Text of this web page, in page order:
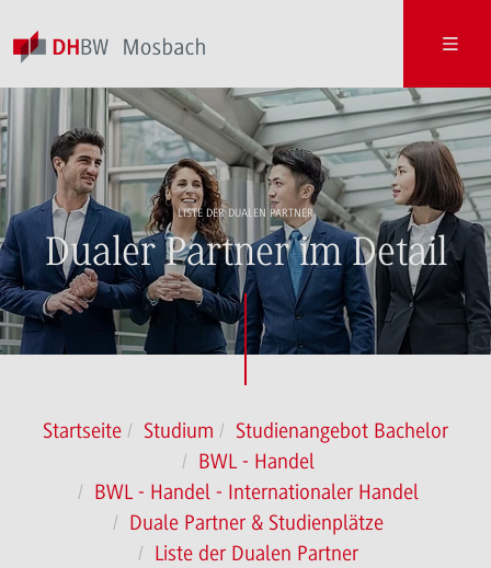
LISTE DER DUALEN PARTNER
Dualer Partner im Detail
Startseite Studium
Studienangebot Bachelor
BWL - Handel
BWL - Handel - Internationaler Handel
Duale Partner & Studienplätze
Liste der Dualen Partner